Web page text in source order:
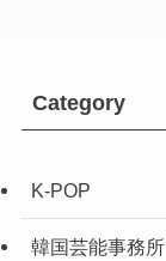
Category
K-POP
韓国芸能事務所